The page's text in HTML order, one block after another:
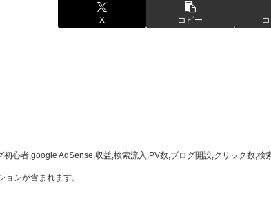
X コピー
心者,google AdSense,収益,検索流入,PV数,ブログ開設,クリック数,検
ョンが含まれます。